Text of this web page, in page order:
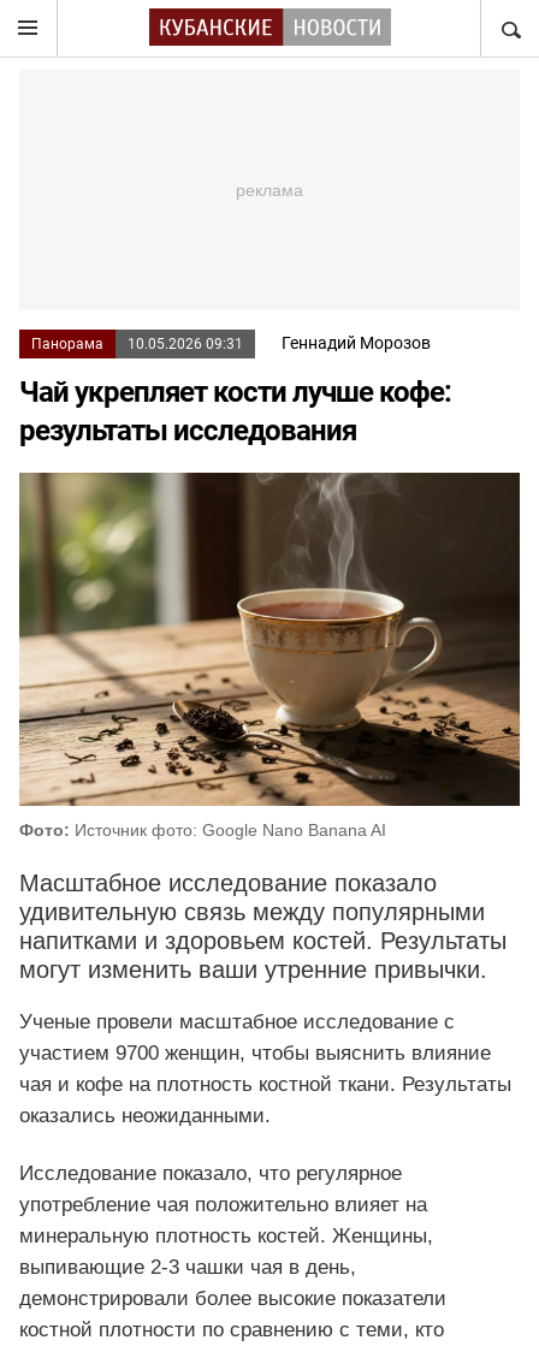
Панорама 10.05.2026 09:31 Геннадий Морозов
Чай укрепляет кости лучше кофе:
результаты исследования
Фото: Источник фото: Google Nano Banana AI
Масштабное исследование показало
удивительную связь между популярными
напитками и здоровьем костей. Результаты
могут изменить ваши утренние привычки.
Ученые провели масштабное исследование с
участием 9700 женщин, чтобы выяснить влияние
чая и кофе на плотность костной ткани. Результаты
оказались неожиданными.
Исследование показало, что регулярное
употребление чая положительно влияет на
минеральную плотность костей. Женщины,
выпивающие 2-3 чашки чая в день,
демонстрировали более высокие показатели
костной плотности по сравнению с теми, кто